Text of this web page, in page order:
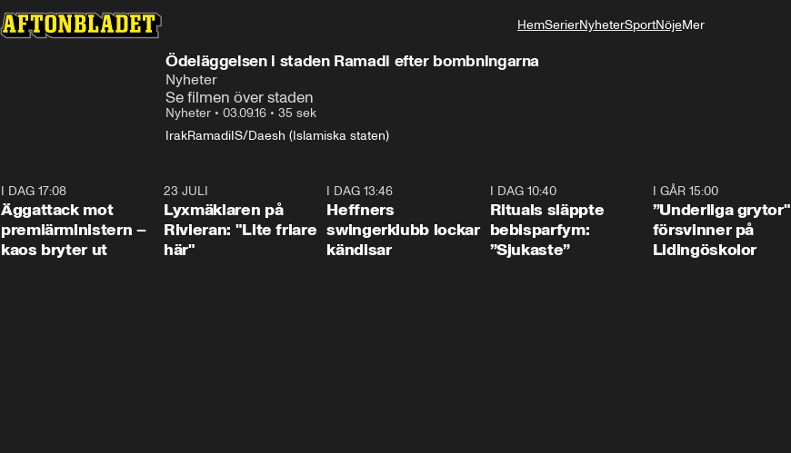
HemSerierNyheterSportNöjeMer
Ödeläggelsen i staden Ramadi efter bombningarna
Nyheter
Se filmen över staden
Nyheter • 03.09.16 • 35 sek
IrakRamadiIS/Daesh (Islamiska staten)
0:37
I DAG 17:08
Äggattack mot
premiärministern –
kaos bryter ut
23 JULI
Lyxmäklaren på
Rivieran: "Lite friare
här"
I DAG 13:46
Heffners
swingerklubb lockar
kändisar
I DAG 10:40
Rituals släppte
bebisparfym:
”Sjukaste”
I GÅR 15:00
”Underliga grytor"
försvinner på
Lidingöskolor